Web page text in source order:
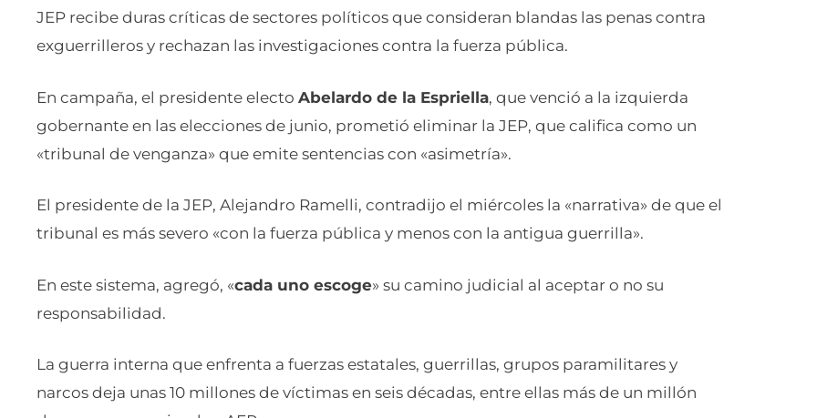
JEP recibe duras críticas de sectores políticos que consideran blandas las penas contra
exguerrilleros y rechazan las investigaciones contra la fuerza pública.
En campaña, el presidente electo Abelardo de la Espriella, que venció a la izquierda
gobernante en las elecciones de junio, prometió eliminar la JEP, que califica como un
«tribunal de venganza» que emite sentencias con «asimetría».
El presidente de la JEP, Alejandro Ramelli, contradijo el miércoles la «narrativa» de que el
tribunal es más severo «con la fuerza pública y menos con la antigua guerrilla».
En este sistema, agregó, «cada uno escoge» su camino judicial al aceptar o no su
responsabilidad.
La guerra interna que enfrenta a fuerzas estatales, guerrillas, grupos paramilitares y
narcos deja unas 10 millones de víctimas en seis décadas, entre ellas más de un millón